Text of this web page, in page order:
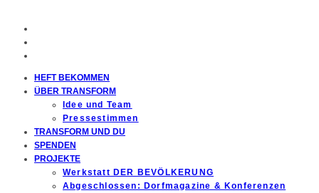
HEFT BEKOMMEN
ÜBER TRANSFORM
Idee und Team
Pressestimmen
TRANSFORM UND DU
SPENDEN
PROJEKTE
Werkstatt DER BEVÖLKERUNG
Abgeschlossen: Dorfmagazine & Konferenzen